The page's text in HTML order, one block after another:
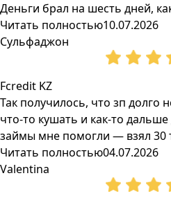
Деньги брал на шесть дней,
Читать полностью10.07.2026
Сульфаджон
Fcredit KZ
Так получилось, что зп долго
что-то кушать и как-то
займы мне помогли — взял 30
Читать полностью04.07.2026
Valentina